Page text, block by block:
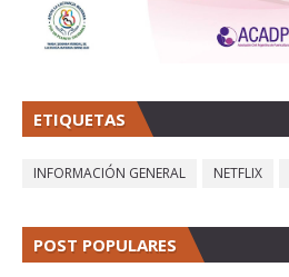
ETIQUETAS
INFORMACIÓN GENERAL NETFLIX
POST POPULARES